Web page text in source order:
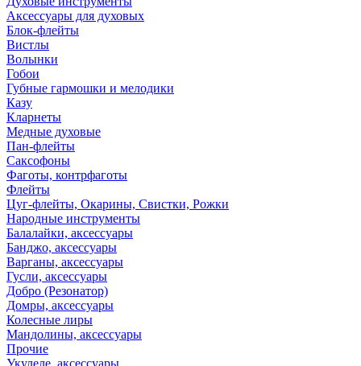
Аксессуары для духовых
Блок-флейты
Вистлы
Волынки
Гобои
Губные гармошки и мелодики
Казу
Кларнеты
Медные духовые
Пан-флейты
Саксофоны
Фаготы, контрфаготы
Флейты
Цуг-флейты, Окарины, Свистки, Рожки
Народные инструменты
Балалайки, аксессуары
Банджо, аксессуары
Варганы, аксессуары
Гусли, аксессуары
Добро (Резонатор)
Домры, аксессуары
Колесные лиры
Мандолины, аксессуары
Прочие
Укулеле, аксессуары